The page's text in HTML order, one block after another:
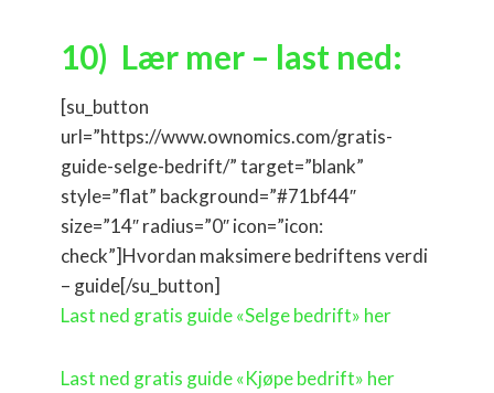
10) Lær mer – last ned:
[su_button
url=”https://www.ownomics.com/gratis-
guide-selge-bedrift/” target=”blank”
style=”flat” background=”#71bf44″
size=”14″ radius=”0″ icon=”icon:
check”]Hvordan maksimere bedriftens verdi
– guide[/su_button]
Last ned gratis guide «Selge bedrift» her
Last ned gratis guide «Kjøpe bedrift» her